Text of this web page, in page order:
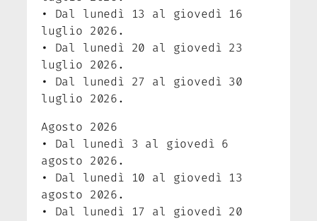
• Dal lunedì 13 al giovedì 16
luglio 2026.
• Dal lunedì 20 al giovedì 23
luglio 2026.
• Dal lunedì 27 al giovedì 30
luglio 2026.
Agosto 2026
• Dal lunedì 3 al giovedì 6
agosto 2026.
• Dal lunedì 10 al giovedì 13
agosto 2026.
• Dal lunedì 17 al giovedì 20